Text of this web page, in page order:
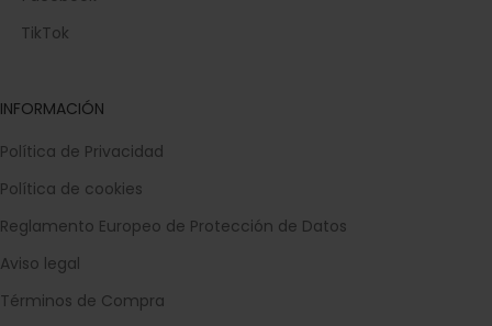
TikTok
INFORMACIÓN
Política de Privacidad
Política de cookies
Reglamento Europeo de Protección de Datos
Aviso legal
Términos de Compra